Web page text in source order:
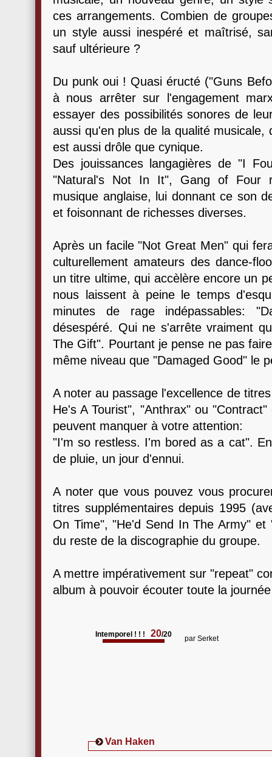
ces arrangements. Combien de
un style aussi inespéré et maîtrisé,
sauf ultérieure ?
Du punk oui ! Quasi éructé ("Guns
à nous arrêter sur l'engagement
essayer des possibilités sonores de
aussi qu'en plus de la qualité
est aussi drôle que cynique.
Des jouissances langagières de "I
"Natural's Not In It", Gang of Four
musique anglaise, lui donnant ce son
et foisonnant de richesses diverses.
Après un facile "Not Great Men" qui
culturellement amateurs des dance-
un titre ultime, qui accèlère encore un
nous laissent à peine le temps
minutes de rage indépassables:
désespéré. Qui ne s'arrête vraiment
The Gift". Pourtant je pense ne pas
même niveau que "Damaged Good" le
A noter au passage l'excellence de
He's A Tourist", "Anthrax" ou
peuvent manquer à votre attention:
"I'm so restless. I'm bored as a cat".
de pluie, un jour d'ennui.
A noter que vous pouvez vous
titres supplémentaires depuis 1995
On Time", "He'd Send In The Army"
du reste de la discographie du groupe.
A mettre impérativement sur "repeat"
album à pouvoir écouter toute la
Intemporel ! ! ! 20/20 par Serket
Van Haken